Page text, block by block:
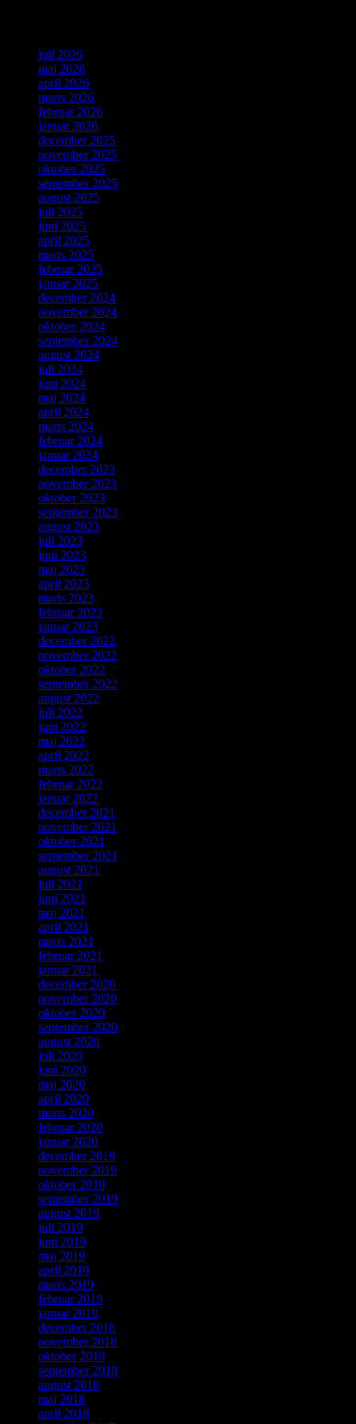
juli 2026
maj 2026
april 2026
marts 2026
februar 2026
januar 2026
december 2025
november 2025
oktober 2025
september 2025
august 2025
juli 2025
juni 2025
april 2025
marts 2025
februar 2025
januar 2025
december 2024
november 2024
oktober 2024
september 2024
august 2024
juli 2024
juni 2024
maj 2024
april 2024
marts 2024
februar 2024
januar 2024
december 2023
november 2023
oktober 2023
september 2023
august 2023
juli 2023
juni 2023
maj 2023
april 2023
marts 2023
februar 2023
januar 2023
december 2022
november 2022
oktober 2022
september 2022
august 2022
juli 2022
juni 2022
maj 2022
april 2022
marts 2022
februar 2022
januar 2022
december 2021
november 2021
oktober 2021
september 2021
august 2021
juli 2021
juni 2021
maj 2021
april 2021
marts 2021
februar 2021
januar 2021
december 2020
november 2020
oktober 2020
september 2020
august 2020
juli 2020
juni 2020
maj 2020
april 2020
marts 2020
februar 2020
januar 2020
december 2019
november 2019
oktober 2019
september 2019
august 2019
juli 2019
juni 2019
maj 2019
april 2019
marts 2019
februar 2019
januar 2019
december 2018
november 2018
oktober 2018
september 2018
august 2018
maj 2018
april 2018